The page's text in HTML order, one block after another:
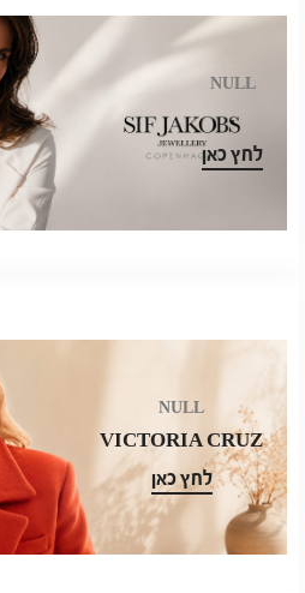
NULL
.
לחץ כאן
NULL
VICTORIA CRUZ
לחץ כאן